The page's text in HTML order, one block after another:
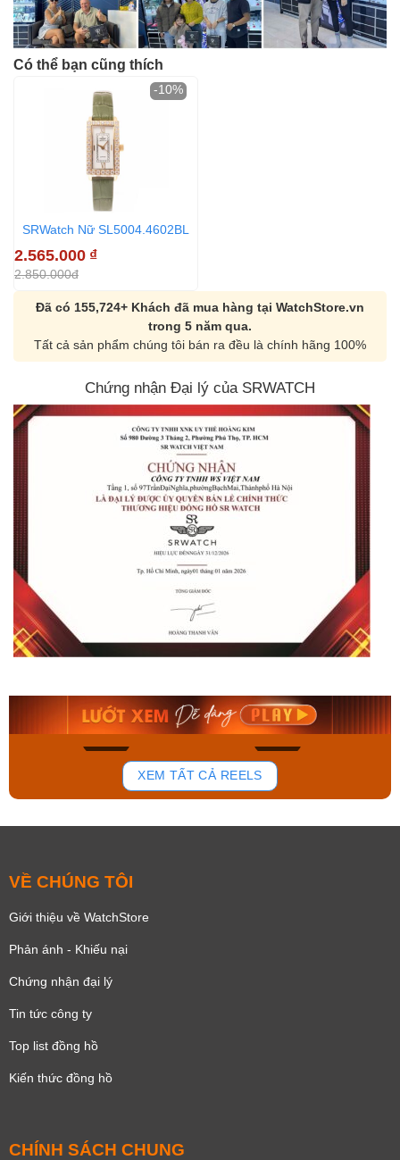
Có thể bạn cũng thích
SRWatch Nữ SL5004.4602BL
2.565.000 ₫
2.850.000đ
-10%
Đã có 155,724+ Khách đã mua hàng tại WatchStore.vn
trong 5 năm qua.
Tất cả sản phẩm chúng tôi bán ra đều là chính hãng 100%
Chứng nhận Đại lý của SRWATCH
181
Orient Nam RA-
Mua ngay
Casio Nam MTS-
Mua ngay
XEM TẤT CẢ REELS
VỀ CHÚNG TÔI
Giới thiệu về WatchStore
Phản ánh - Khiếu nại
Chứng nhận đại lý
Tin tức công ty
Top list đồng hồ
Kiến thức đồng hồ
CHÍNH SÁCH CHUNG